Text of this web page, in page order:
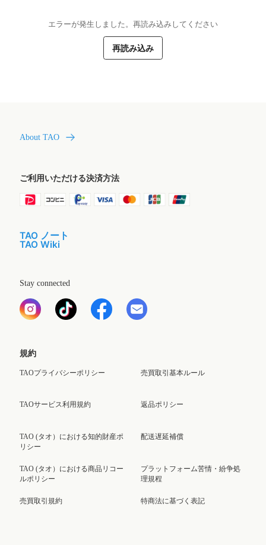
エラーが発生しました。再読み込みしてください
再読み込み
About TAO
ご利用いただける決済方法
TAO ノート
TAO Wiki
Stay connected
規約
TAOプライバシーポリシー
TAOサービス利用規約
TAO (タオ）における知的財産ポ
リシー
TAO (タオ）における商品リコー
ルポリシー
売買取引規約
売買取引基本ルール
返品ポリシー
配送遅延補償
プラットフォーム苦情・紛争処
理規程
特商法に基づく表記